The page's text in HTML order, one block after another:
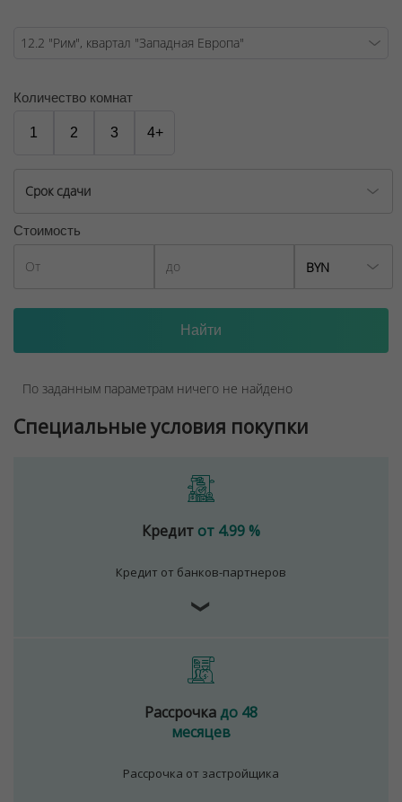
Количество комнат
1 2 3 4+
Срок сдачи
Стоимость
BYN
По заданным параметрам ничего не найдено
Специальные условия покупки
Кредит от 4.99 %
Кредит от банков-партнеров
❯
Рассрочкадо 48
месяцев
Рассрочка от застройщика